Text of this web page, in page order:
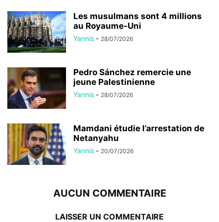
Les musulmans sont 4 millions
au Royaume-Uni
Yannis - 28/07/2026
Pedro Sánchez remercie une
jeune Palestinienne
Yannis - 28/07/2026
Mamdani étudie l’arrestation de
Netanyahu
Yannis - 20/07/2026
AUCUN COMMENTAIRE
LAISSER UN COMMENTAIRE